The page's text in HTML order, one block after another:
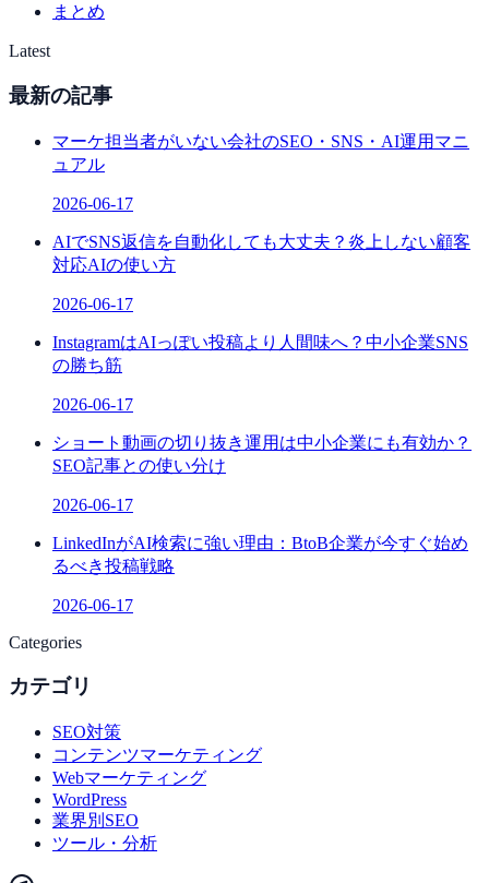
まとめ
Latest
最新の記事
マーケ担当者がいない会社のSEO・SNS・AI運用マニ
ュアル
2026-06-17
AIでSNS返信を自動化しても大丈夫？炎上しない顧客
対応AIの使い方
2026-06-17
InstagramはAIっぽい投稿より人間味へ？中小企業SNS
の勝ち筋
2026-06-17
ショート動画の切り抜き運用は中小企業にも有効か？
SEO記事との使い分け
2026-06-17
LinkedInがAI検索に強い理由：BtoB企業が今すぐ始め
るべき投稿戦略
2026-06-17
Categories
カテゴリ
SEO対策
コンテンツマーケティング
Webマーケティング
WordPress
業界別SEO
ツール・分析